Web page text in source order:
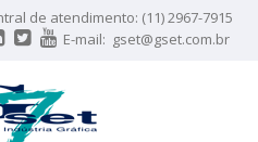
de atendimento: (11) 2967-7915
E-mail: gset@gset.com.br